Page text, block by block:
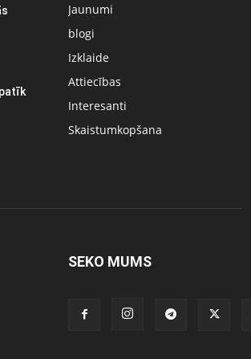
Jaunumi
blogi
Izklaide
Attiecības
Interesanti
Skaistumkopšana
SEKO MUMS